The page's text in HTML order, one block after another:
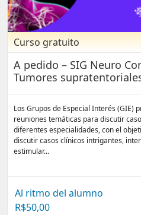
Curso gratuito
A pedido – SIG Neuro
Tumores
Los Grupos de Especial Interés (GIE)
reuniones temáticas para discutir
diferentes especialidades, con el
discutir casos clínicos intrigantes,
estimular...
Al ritmo del alumno
R$50,00